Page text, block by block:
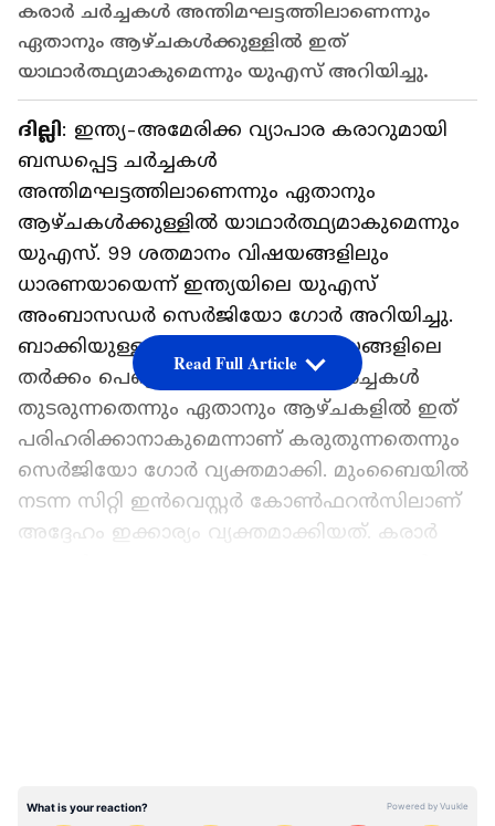
കരാർ ചർച്ചകൾ അന്തിമഘട്ടത്തിലാണെന്നും
ഏതാനും ആഴ്ചകൾക്കുള്ളിൽ ഇത്
യാഥാർത്ഥ്യമാകുമെന്നും യുഎസ് അറിയിച്ചു.
ദില്ലി: ഇന്ത്യ-അമേരിക്ക വ്യാപാര കരാറുമായി
ബന്ധപ്പെട്ട ചർച്ചകൾ
അന്തിമഘട്ടത്തിലാണെന്നും ഏതാനും
ആഴ്ചകൾക്കുള്ളിൽ യാഥാർത്ഥ്യമാകുമെന്നും
യുഎസ്. 99 ശതമാനം വിഷയങ്ങളിലും
ധാരണയായെന്ന് ഇന്ത്യയിലെ യുഎസ്
അംബാസഡർ സെർജിയോ ഗോർ അറിയിച്ചു.
ബാക്കിയുള്ള ഒരു ശതമാനം വിഷയങ്ങളിലെ
തർക്കം പെട്ടെന്ന് തീർക്കാനാണ് ചർച്ചകൾ
തുടരുന്നതെന്നും ഏതാനും ആഴ്ചകളിൽ ഇത്
പരിഹരിക്കാനാകുമെന്നാണ് കരുതുന്നതെന്നും
സെർജിയോ ഗോർ വ്യക്തമാക്കി. മുംബൈയിൽ
നടന്ന സിറ്റി ഇൻവെസ്റ്റർ കോൺഫറൻസിലാണ്
അദ്ദേഹം ഇക്കാര്യം വ്യക്തമാക്കിയത്. കരാർ
ബാധകമാണെന്നുമാണ് സെർജിയോ ഗോറിന്റെ
Read Full Article